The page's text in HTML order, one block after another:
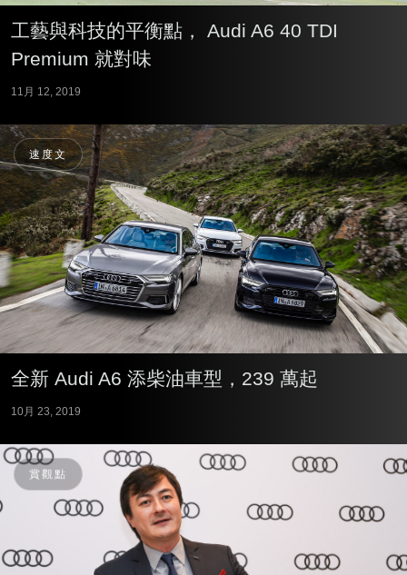
工藝與科技的平衡點， Audi A6 40 TDI
Premium 就對味
11月 12, 2019
速度文
全新 Audi A6 添柴油車型，239 萬起
10月 23, 2019
賞觀點